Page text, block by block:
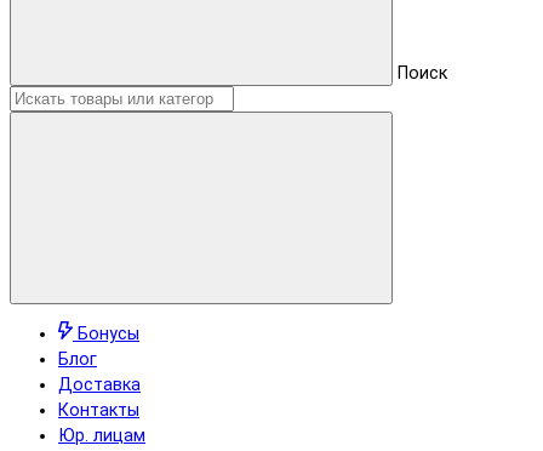
Поиск
Бонусы
Блог
Доставка
Контакты
Юр. лицам